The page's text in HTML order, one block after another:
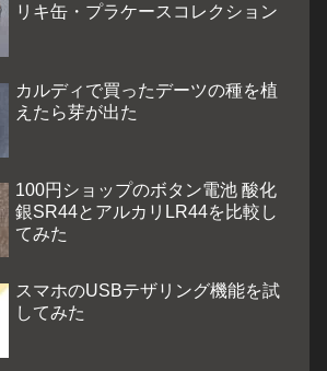
リキ缶・プラケースコレクション
カルディで買ったデーツの種を植
えたら芽が出た
100円ショップのボタン電池 酸化
銀SR44とアルカリLR44を比較し
てみた
スマホのUSBテザリング機能を試
してみた